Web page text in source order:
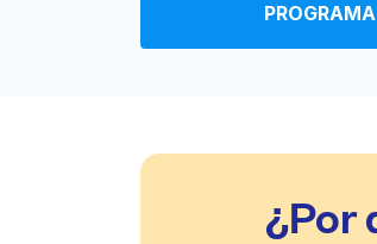
Calcular la
¿Por